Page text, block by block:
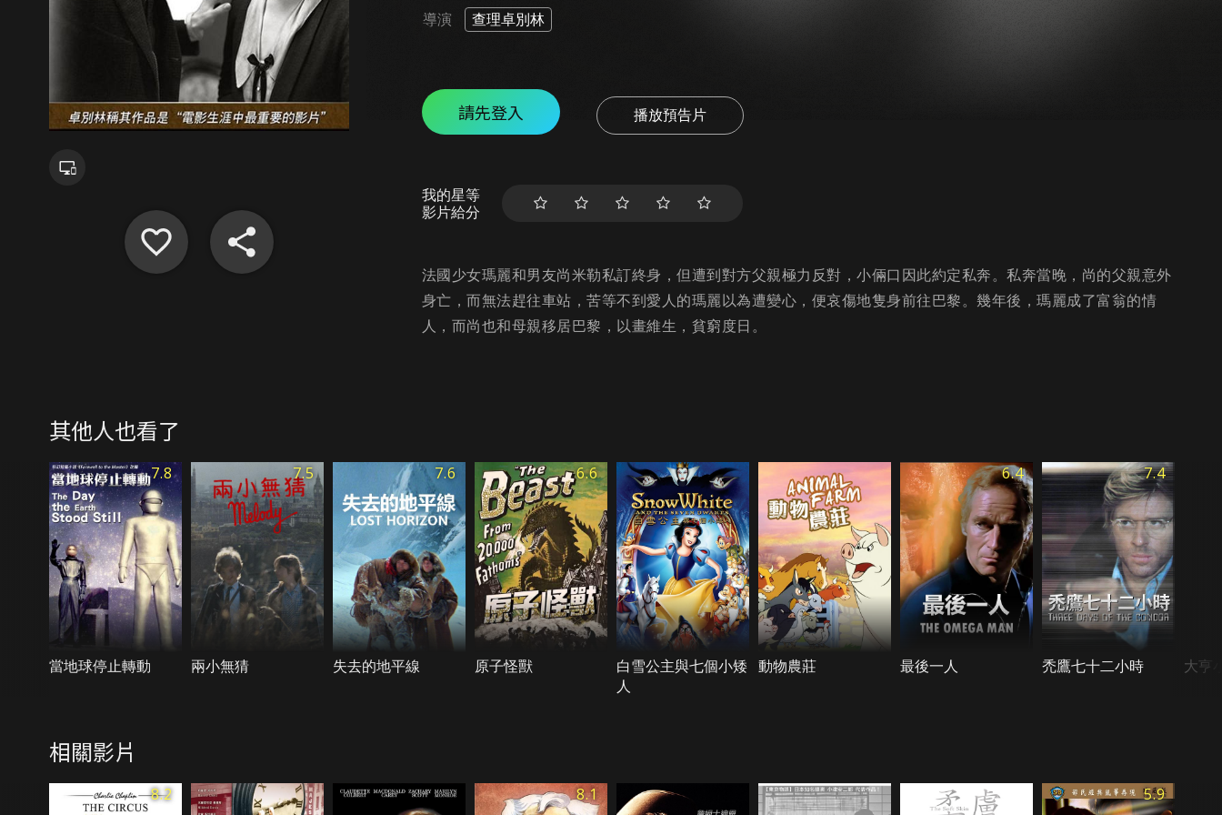
導演 查理卓別林
請先登入 播放預告片
我的星等
影片給分
法國少女瑪麗和男友尚米勒私訂終身，但遭到對方父親極力反對，小倆口因此約定私奔。私奔當晚，尚的父親意外
身亡，而無法趕往車站，苦等不到愛人的瑪麗以為遭變心，便哀傷地隻身前往巴黎。幾年後，瑪麗成了富翁的情
人，而尚也和母親移居巴黎，以畫維生，貧窮度日。
其他人也看了
7.8
當地球停止轉動
7.5
兩小無猜
7.6
失去的地平線
6.6
原子怪獸
白雪公主與七個小矮
人
動物農莊
6.4
最後一人
7.4
禿鷹七十二小時 大亨
相關影片
8.2 8.1 5.9